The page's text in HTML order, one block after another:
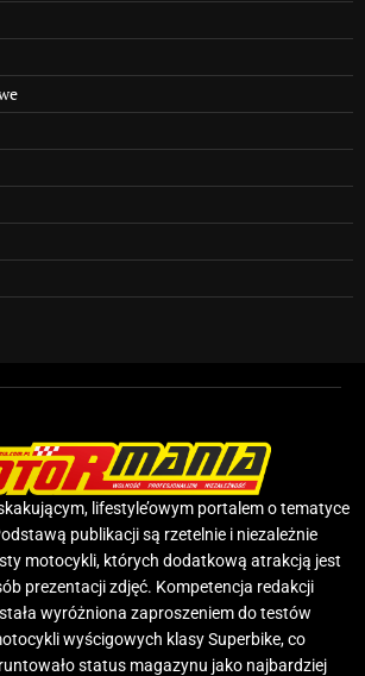
lifestyle’owym portalem o tematyce
publikacji są rzetelnie i niezależnie
motocykli, których dodatkową atrakcją jest
prezentacji zdjęć. Kompetencja redakcji
wyróżniona zaproszeniem do testów
wyścigowych klasy Superbike, co
status magazynu jako najbardziej